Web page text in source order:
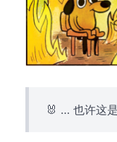
🐰 … 也许这